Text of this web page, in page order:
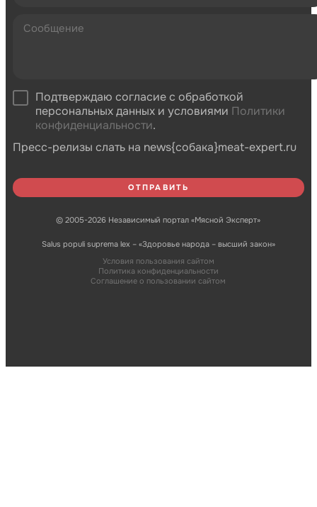
Подтверждаю согласие с обработкой
персональных данных и условиями Политики
конфиденциальности.
Пресс-релизы слать на news{собака}meat-expert.ru
© 2005-2026 Независимый портал «Мясной Эксперт»
Salus populi suprema lex – «Здоровье народа – высший закон»
Условия пользования сайтом
Политика конфиденциальности
Соглашение о пользовании сайтом